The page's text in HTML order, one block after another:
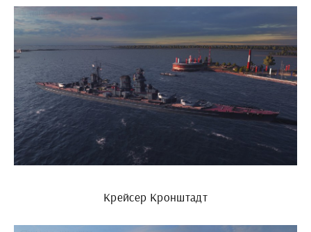
Крейсер Кронштадт